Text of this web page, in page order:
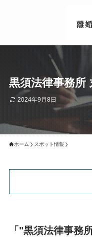
黒須法律事務所
2024年9月8日
ホーム スポット情報
「"黒須法律事務